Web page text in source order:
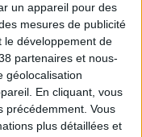
un appareil pour des
mesures de publicité
le développement de
partenaires et nous-
géolocalisation
En cliquant, vous
précédemment. Vous
plus détaillées et
des féculents
05/08/2026